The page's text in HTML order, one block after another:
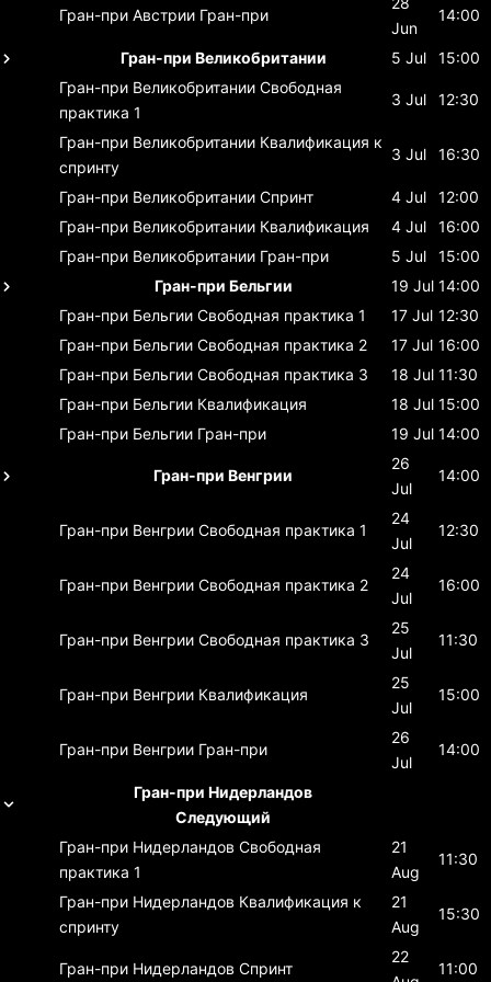
Гран-при Австрии Гран-при
Jun
14:00
Гран-при Великобритании 5 Jul
15:00
Гран-при Великобритании Свободная
практика 1
3 Jul 12:30
Гран-при Великобритании Квалификация к
спринту
3 Jul 16:30
Гран-при Великобритании Спринт 4 Jul
12:00
Гран-при Великобритании Квалификация 4 Jul
16:00
Гран-при Великобритании Гран-при 5 Jul
15:00
Гран-при Бельгии
19 Jul 14:00
Гран-при Бельгии Свободная практика 1 17 Jul 12:30
Гран-при Бельгии Свободная практика 2 17 Jul 16:00
Гран-при Бельгии Свободная практика 3 18 Jul 11:30
Гран-при Бельгии Квалификация 18 Jul 15:00
Гран-при Бельгии Гран-при 19 Jul 14:00
Гран-при Венгрии
26
Jul
14:00
Гран-при Венгрии Свободная практика 1
24
Jul
12:30
Гран-при Венгрии Свободная практика 2
24
Jul
16:00
Гран-при Венгрии Свободная практика 3
25
Jul
11:30
Гран-при Венгрии Квалификация
25
Jul
15:00
Гран-при Венгрии Гран-при
26
Jul
14:00
Гран-при Нидерландов
Следующий
Гран-при Нидерландов Свободная
практика 1
21
Aug
11:30
Гран-при Нидерландов Квалификация к
спринту
21
Aug
15:30
Гран-при Нидерландов Спринт
22
11:00